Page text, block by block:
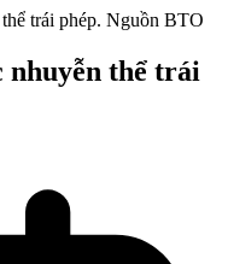
trái phép. Nguồn BTO
nhuyễn thể trái